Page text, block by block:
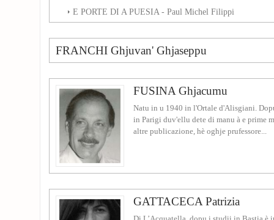
E PORTE DI A PUESIA - Paul Michel Filippi
FRANCHI Ghjuvan' Ghjaseppu
FUSINA Ghjacumu
Natu in u 1940 in l'Ortale d'Alisgiani.
in Parigi duv'ellu dete di manu à e prime
altre publicazione, hè oghje prufessore...
GATTACECA Patrizia